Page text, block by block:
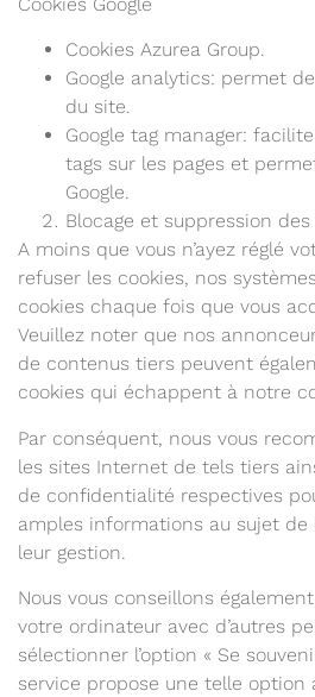
Cookies Azurea Group.
Google analytics: permet
du site.
Google tag manager:
tags sur les pages et
Google.
Blocage et suppression
A moins que vous n’ayez réglé
refuser les cookies, nos
cookies chaque fois que vous
Veuillez noter que nos
de contenus tiers peuvent
cookies qui échappent à notre
Par conséquent, nous vous
les sites Internet de tels tiers
de confidentialité respectives
amples informations au sujet de
leur gestion.
Nous vous conseillons
votre ordinateur avec d’autres
sélectionner l’option « Se
service propose une telle option